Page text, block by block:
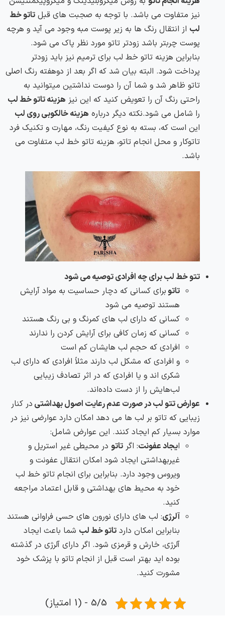
نیز متفاوت می باشد. با توجه به صجبت های قبل تاتو خط
لب از انتقال رنگ ها به زیر پوست مبه وجود می آید و هرچه
پوست چربتر باشد زودتر تاتو مورد نظر پاک می شود.
بنابراین هزینه تاتو خط لب برای ترمیم نیز باید زودتر
پرداخت شود. البته بیان شد که اگر بعد از دوهفته رنگ اصلی
تاتو ظاهر شد و شما آن را دوست نداشتین میتوانید به
راحتی رنگ آن را تعویض کنید که این نیز هزینه تاتو خط لب
را شامل می شود.نکته دیگر درباره هزینه خالکوبی روی لب
این است که، بسته به نوع کیفیت رنگ، مهارت و تکنیک فرد
تاتوکار و محل انجام تاتو، هزینه تاتو خط لب متفاوت می
باشد.
تتو خط لب برای چه افرادی توصیه می شود
تاتو برای کسانی که دچار حساسیت به مواد آرایش
هستند توصیه می شود
کسانی که دارای لب های کمرنگ و بی رنگ هستند
کسانی که زمان کافی برای آرایش کردن را ندارند
افرادی که حجم لب هایشان کم است
و افرادی که مشکل لب دارند مثلاً افرادی که دارای لب‌
شکری اند و یا افرادی که در اثر تصادف زیبایی
لب‌هایش را از دست داده‌اند.
عوارض تتو لب در صورت عدم رعایت اصول بهداشتی در کنار
زیبایی که تاتو بر لب ها می دهد امکان دارد عوارضی نیز در
موارد بسیار کم ایجاد کنند. این عوارض شامل:
ایجاد عفونت: اگر تاتو در محیطی غیر استریل و
غیربهداشتی ایجاد شود امکان انتقال عفونت و
ویروس وجود دارد. بنابراین برای انجام تاتو خط لب
خود به محیط های بهداشتی و قابل اعتماد مراجعه
کنید.
آلرژی: لب های دارای نورون های حسی فراوانی هستند
بنابراین امکان دارد تاتو خط لب شما باعث ایجاد
آلرژی، خارش و قرمزی شود. اگر دارای آلرژی در گذشته
بوده اید بهتر است قبل از انجام تاتو با پزشک خود
مشورت کنید.
5/5 - (1 امتیاز)